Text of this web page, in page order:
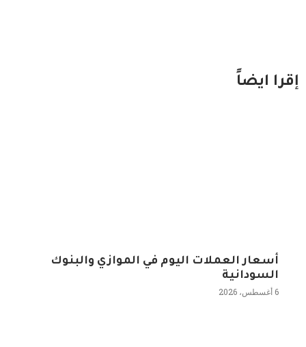
إقرا ايضاً
أسعار العملات اليوم في الموازي والبنوك
السودانية
6 أغسطس، 2026